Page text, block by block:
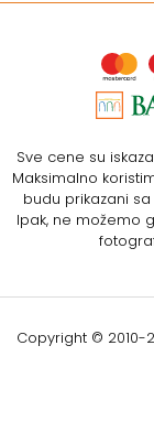
Sve cene su
Maksimalno
budu prikazani
Ipak, ne možemo
Copyright © 2010-